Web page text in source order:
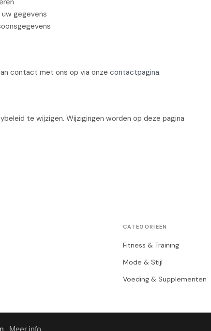
gegevens
contact met ons op via onze contactpagina.
te wijzigen. Wijzigingen worden op deze pagina
CATEGORIEËN
Fitness & Training
Mode & Stijl
Voeding & Supplementen